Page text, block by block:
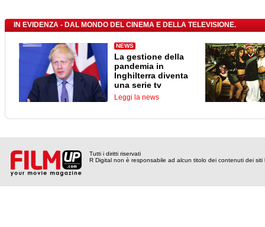
IN EVIDENZA - DAL MONDO DEL CINEMA E DELLA TELEVISIONE.
NEWS
La gestione della
pandemia in
Inghilterra diventa
una serie tv
Leggi la news
Tutti i diritti riservati
R Digital non è responsabile ad alcun titolo dei contenuti dei siti